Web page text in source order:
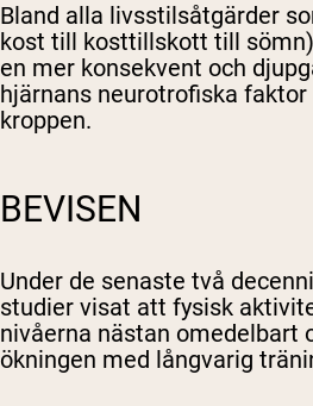
Bland alla livsstilsåtgärder
kost till kosttillskott till
en mer konsekvent och
hjärnans neurotrofiska
kroppen.
BEVISEN
Under de senaste två
studier visat att fysisk
nivåerna nästan omedelbart
ökningen med långvarig